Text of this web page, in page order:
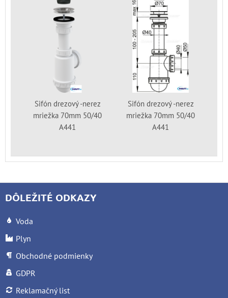
Sifón drezový -nerez
mriežka 70mm 50/40
A441
Sifón drezový -nerez
mriežka 70mm 50/40
A441
DÔLEŽITÉ ODKAZY
Voda
Plyn
Obchodné podmienky
GDPR
Reklamačný list